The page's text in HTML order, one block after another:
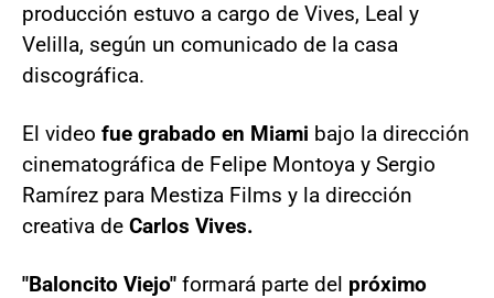
producción estuvo a cargo de Vives, Leal y
Velilla, según un comunicado de la casa
discográfica.
El video fue grabado en Miami bajo la dirección
cinematográfica de Felipe Montoya y Sergio
Ramírez para Mestiza Films y la dirección
creativa de Carlos Vives.
"Baloncito Viejo" formará parte del próximo